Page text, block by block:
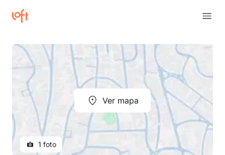
Ver mapa
1 foto